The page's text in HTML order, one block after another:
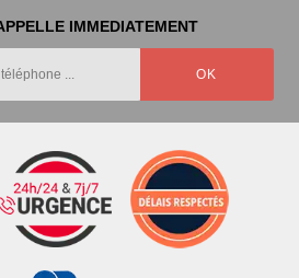
IMMEDIATEMENT